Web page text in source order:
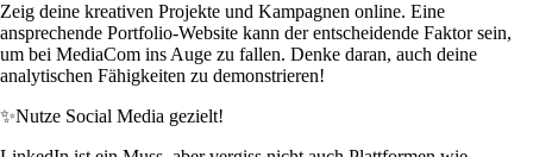
Zeig deine kreativen Projekte und Kampagnen online. Eine
ansprechende Portfolio-Website kann der entscheidende Faktor sein,
um bei MediaCom ins Auge zu fallen. Denke daran, auch deine
analytischen Fähigkeiten zu demonstrieren!
✨Nutze Social Media gezielt!